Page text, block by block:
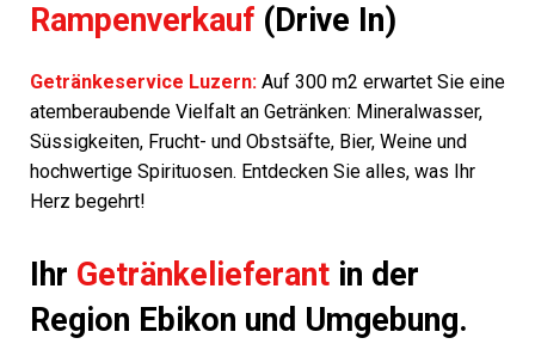
Rampenverkauf (Drive In)
Getränkeservice Luzern: Auf 300 m2 erwartet Sie eine
atemberaubende Vielfalt an Getränken: Mineralwasser,
Süssigkeiten, Frucht- und Obstsäfte, Bier, Weine und
hochwertige Spirituosen. Entdecken Sie alles, was Ihr
Herz begehrt!
Ihr Getränkelieferant in der
Region Ebikon und Umgebung.